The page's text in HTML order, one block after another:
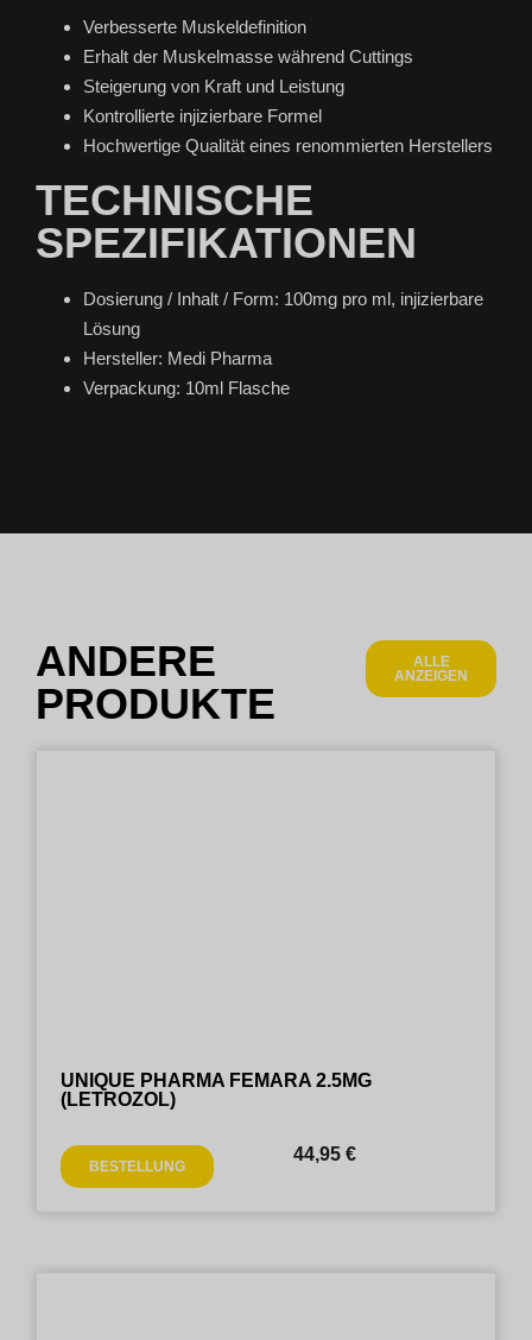
Verbesserte Muskeldefinition
Erhalt der Muskelmasse während Cuttings
Steigerung von Kraft und Leistung
Kontrollierte injizierbare Formel
Hochwertige Qualität eines renommierten Herstellers
TECHNISCHE
SPEZIFIKATIONEN
Dosierung / Inhalt / Form: 100mg pro ml, injizierbare
Lösung
Hersteller: Medi Pharma
Verpackung: 10ml Flasche
ANDERE
PRODUKTE
ALLE
ANZEIGEN
UNIQUE PHARMA FEMARA 2.5MG
(LETROZOL)
BESTELLUNG
44,95 €